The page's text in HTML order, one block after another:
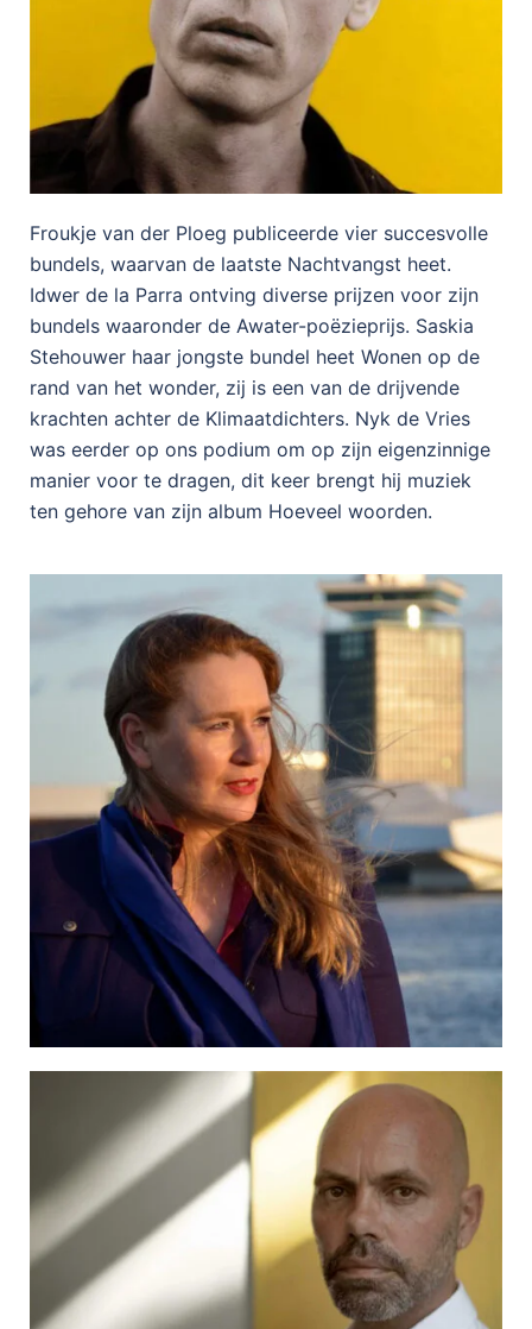
Froukje van der Ploeg publiceerde vier succesvolle
bundels, waarvan de laatste Nachtvangst heet.
Idwer de la Parra ontving diverse prijzen voor zijn
bundels waaronder de Awater-poëzieprijs. Saskia
Stehouwer haar jongste bundel heet Wonen op de
rand van het wonder, zij is een van de drijvende
krachten achter de Klimaatdichters. Nyk de Vries
was eerder op ons podium om op zijn eigenzinnige
manier voor te dragen, dit keer brengt hij muziek
ten gehore van zijn album Hoeveel woorden.